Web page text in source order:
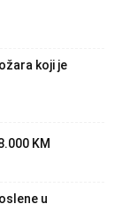
koji je
KM
u